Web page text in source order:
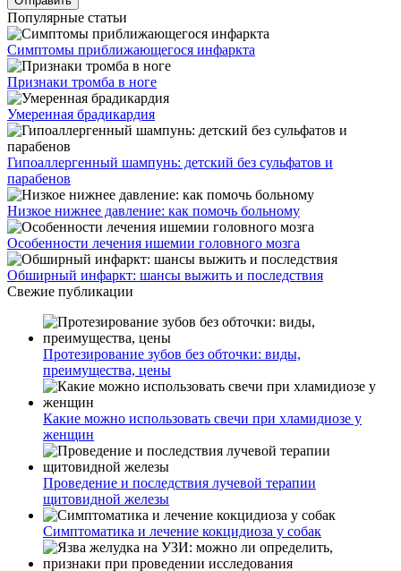
Популярные статьи
Симптомы приближающегося инфаркта
Признаки тромба в ноге
Умеренная брадикардия
Гипоаллергенный шампунь: детский без сульфатов и
парабенов
Низкое нижнее давление: как помочь больному
Особенности лечения ишемии головного мозга
Обширный инфаркт: шансы выжить и последствия
Свежие публикации
Протезирование зубов без обточки: виды,
преимущества, цены
Какие можно использовать свечи при хламидиозе у
женщин
Проведение и последствия лучевой терапии
щитовидной железы
Симптоматика и лечение кокцидиоза у собак